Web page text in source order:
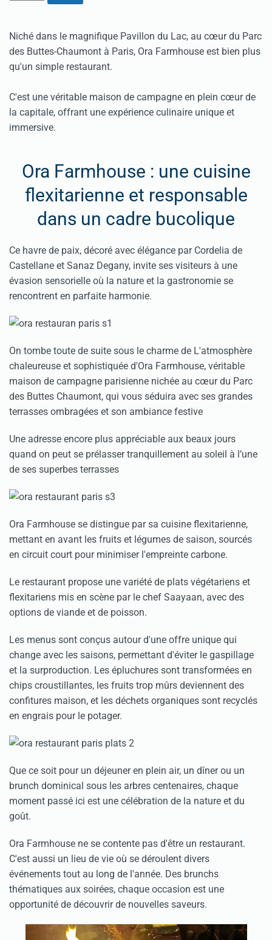
Niché dans le magnifique Pavillon du Lac, au cœur du Parc
des Buttes-Chaumont à Paris, Ora Farmhouse est bien plus
qu'un simple restaurant.
C'est une véritable maison de campagne en plein cœur de
la capitale, offrant une expérience culinaire unique et
immersive.
Ora Farmhouse : une cuisine
flexitarienne et responsable
dans un cadre bucolique
Ce havre de paix, décoré avec élégance par Cordelia de
Castellane et Sanaz Degany, invite ses visiteurs à une
évasion sensorielle où la nature et la gastronomie se
rencontrent en parfaite harmonie.
On tombe toute de suite sous le charme de L'atmosphère
chaleureuse et sophistiquée d'Ora Farmhouse, véritable
maison de campagne parisienne nichée au cœur du Parc
des Buttes Chaumont, qui vous séduira avec ses grandes
terrasses ombragées et son ambiance festive
Une adresse encore plus appréciable aux beaux jours
quand on peut se prélasser tranquillement au soleil à l’une
de ses superbes terrasses
Ora Farmhouse se distingue par sa cuisine flexitarienne,
mettant en avant les fruits et légumes de saison, sourcés
en circuit court pour minimiser l'empreinte carbone.
Le restaurant propose une variété de plats végétariens et
flexitariens mis en scène par le chef Saayaan, avec des
options de viande et de poisson.
Les menus sont conçus autour d'une offre unique qui
change avec les saisons, permettant d'éviter le gaspillage
et la surproduction. Les épluchures sont transformées en
chips croustillantes, les fruits trop mûrs deviennent des
confitures maison, et les déchets organiques sont recyclés
en engrais pour le potager.
Que ce soit pour un déjeuner en plein air, un dîner ou un
brunch dominical sous les arbres centenaires, chaque
moment passé ici est une célébration de la nature et du
goût.
Ora Farmhouse ne se contente pas d'être un restaurant.
C'est aussi un lieu de vie où se déroulent divers
événements tout au long de l'année. Des brunchs
thématiques aux soirées, chaque occasion est une
opportunité de découvrir de nouvelles saveurs.